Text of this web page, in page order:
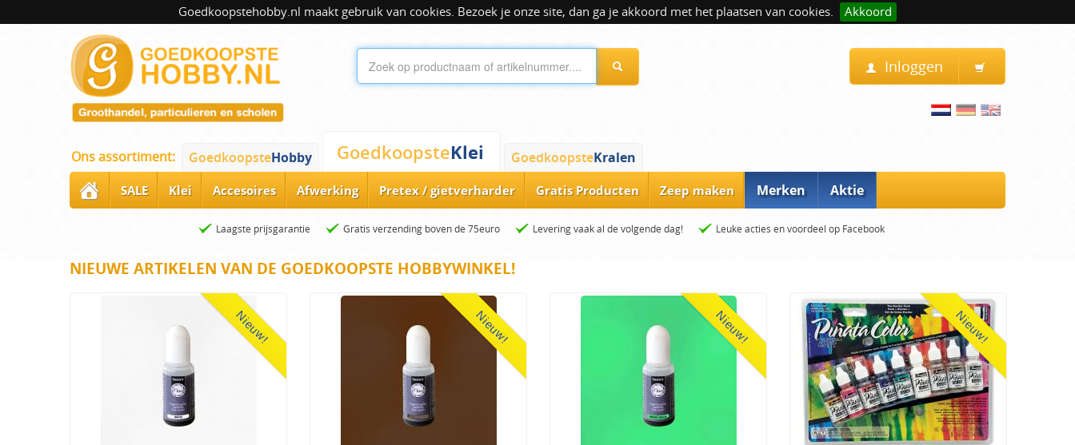
Goedkoopstehobby.nl maakt gebruik van cookies. Bezoek je onze site, dan ga je akkoord met het plaatsen van cookies. Akkoord
Inloggen
Ons assortiment: GoedkoopsteHobby GoedkoopsteKlei GoedkoopsteKralen
SALE Klei Accesoires Afwerking Pretex / gietverharder Gratis Producten Zeep maken Merken Aktie
Laagste prijsgarantie Gratis verzending boven de 75euro Levering vaak al de volgende dag! Leuke acties en voordeel op Facebook
NIEUWE ARTIKELEN VAN DE GOEDKOOPSTE HOBBYWINKEL!
Nieuw! Nieuw! Nieuw! Nieuw!